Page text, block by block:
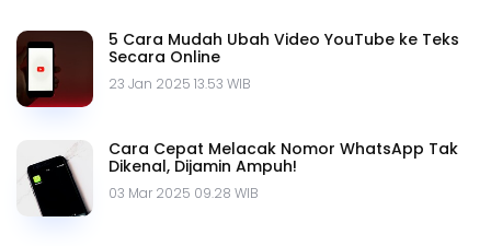
5 Cara Mudah Ubah Video YouTube ke Teks
Secara Online
23 Jan 2025 13.53 WIB
Cara Cepat Melacak Nomor WhatsApp Tak
Dikenal, Dijamin Ampuh!
03 Mar 2025 09.28 WIB